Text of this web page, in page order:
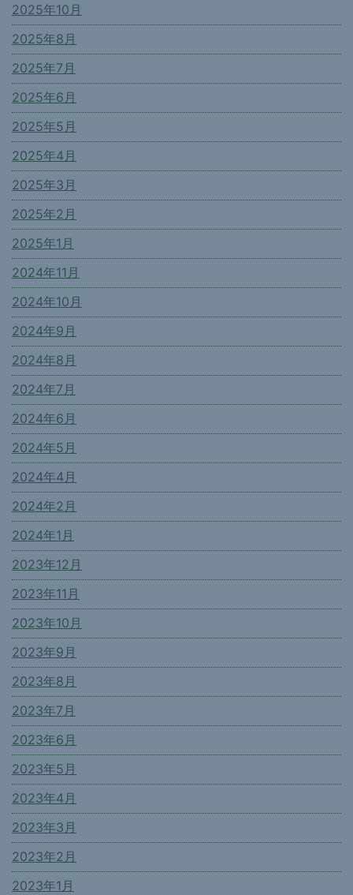
2025年10月
2025年8月
2025年7月
2025年6月
2025年5月
2025年4月
2025年3月
2025年2月
2025年1月
2024年11月
2024年10月
2024年9月
2024年8月
2024年7月
2024年6月
2024年5月
2024年4月
2024年2月
2024年1月
2023年12月
2023年11月
2023年10月
2023年9月
2023年8月
2023年7月
2023年6月
2023年5月
2023年4月
2023年3月
2023年2月
2023年1月